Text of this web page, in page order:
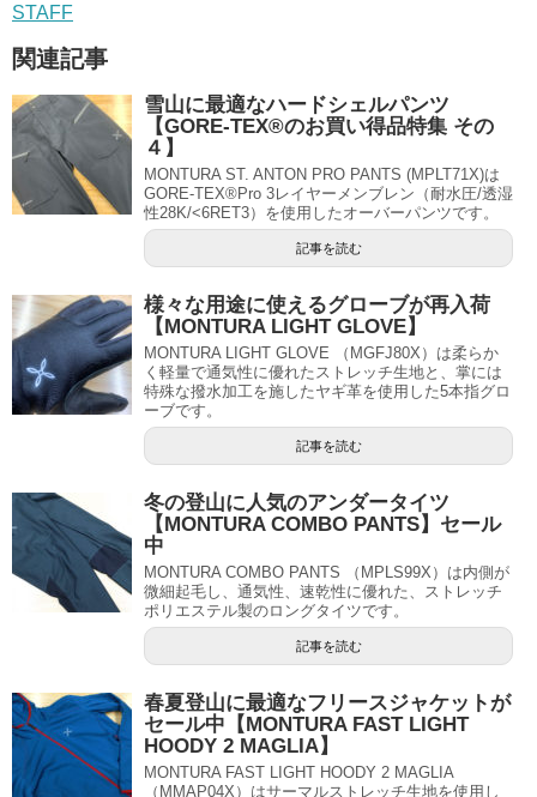
STAFF
関連記事
雪山に最適なハードシェルパンツ
【GORE-TEX®のお買い得品特集 その
４】
MONTURA ST. ANTON PRO PANTS (MPLT71X)は
GORE-TEX®Pro 3レイヤーメンブレン（耐水圧/透湿
性28K/<6RET3）を使用したオーバーパンツです。
記事を読む
様々な用途に使えるグローブが再入荷
【MONTURA LIGHT GLOVE】
MONTURA LIGHT GLOVE （MGFJ80X）は柔らか
く軽量で通気性に優れたストレッチ生地と、掌には
特殊な撥水加工を施したヤギ革を使用した5本指グロ
ーブです。
記事を読む
冬の登山に人気のアンダータイツ
【MONTURA COMBO PANTS】セール
中
MONTURA COMBO PANTS （MPLS99X）は内側が
微細起毛し、通気性、速乾性に優れた、ストレッチ
ポリエステル製のロングタイツです。
記事を読む
春夏登山に最適なフリースジャケットが
セール中【MONTURA FAST LIGHT
HOODY 2 MAGLIA】
MONTURA FAST LIGHT HOODY 2 MAGLIA
（MMAP04X）はサーマルストレッチ生地を使用し